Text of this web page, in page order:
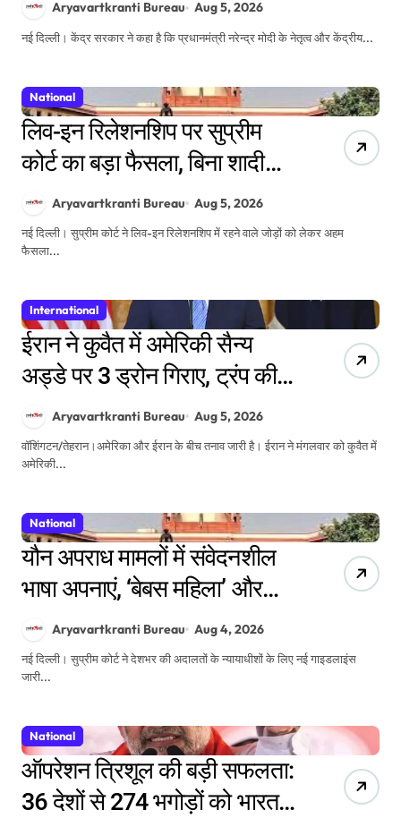
अंतरराष्ट्रीय सहयोग और सख्त
Aryavartkranti Bureau Aug 5, 2026
नई दिल्ली। केंद्र सरकार ने कहा है कि प्रधानमंत्री नरेन्द्र मोदी के नेतृत्व और केंद्रीय...
National
लिव-इन रिलेशनशिप पर सुप्रीम
कोर्ट का बड़ा फैसला, बिना शादी
साथ रहने वाली महिलाओं को भी
मिलेगा धारा 498ए का संरक्षण
Aryavartkranti Bureau Aug 5, 2026
नई दिल्ली। सुप्रीम कोर्ट ने लिव-इन रिलेशनशिप में रहने वाले जोड़ों को लेकर अहम
फैसला...
International
ईरान ने कुवैत में अमेरिकी सैन्य
अड्डे पर 3 ड्रोन गिराए, ट्रंप की
चेतावनी-आखिरी मौका
Aryavartkranti Bureau Aug 5, 2026
वॉशिंगटन/तेहरान।अमेरिका और ईरान के बीच तनाव जारी है। ईरान ने मंगलवार को कुवैत में
अमेरिकी...
National
यौन अपराध मामलों में संवेदनशील
भाषा अपनाएं, ‘बेबस महिला’ और
‘पवित्रता’ जैसे शब्दों से बचें: सुप्रीम
कोर्ट
Aryavartkranti Bureau Aug 4, 2026
नई दिल्ली। सुप्रीम कोर्ट ने देशभर की अदालतों के न्यायाधीशों के लिए नई गाइडलाइंस
जारी...
National
ऑपरेशन त्रिशूल की बड़ी सफलता:
36 देशों से 274 भगोड़ों को भारत